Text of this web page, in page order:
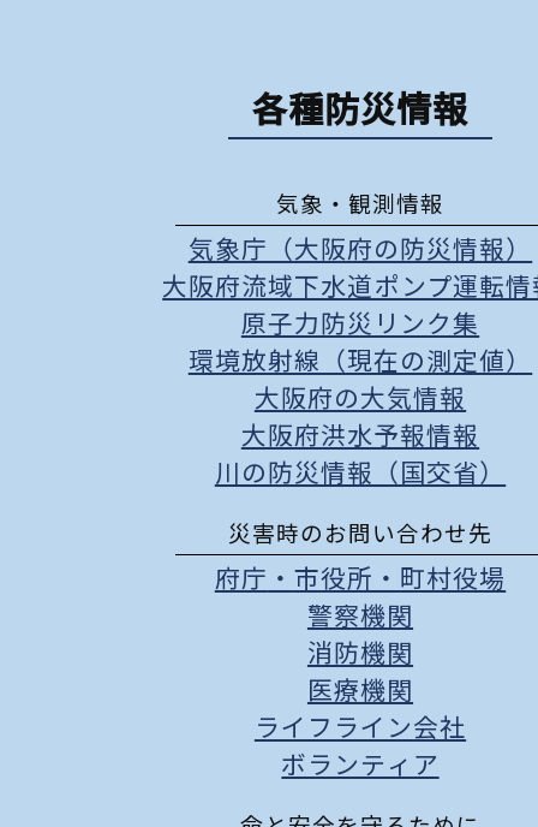
各種防災情報
気象・観測情報
気象庁（大阪府の防災情報）
大阪府流域下水道ポンプ運転情
原子力防災リンク集
環境放射線（現在の測定値）
大阪府の大気情報
大阪府洪水予報情報
川の防災情報（国交省）
災害時のお問い合わせ先
府庁 ・ 市役所 ・ 町村役場
警察機関
消防機関
医療機関
ライフライン会社
ボランティア